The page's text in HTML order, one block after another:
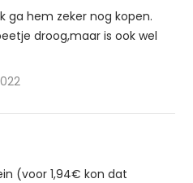
ga hem zeker nog kopen.
droog,maar is ook wel
(voor 1,94€ kon dat